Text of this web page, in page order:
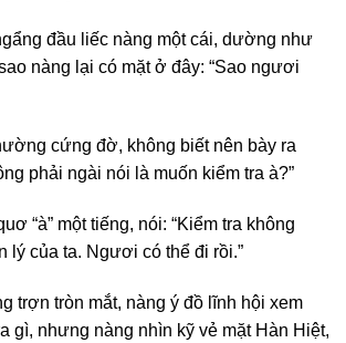
đầu liếc nàng một cái, dường như
nàng lại có mặt ở đây: “Sao ngươi
cứng đờ, không biết nên bày ra
phải ngài nói là muốn kiểm tra à?”
“à” một tiếng, nói: “Kiểm tra không
lý của ta. Ngươi có thể đi rồi.”
trợn tròn mắt, nàng ý đồ lĩnh hội xem
gì, nhưng nàng nhìn kỹ vẻ mặt Hàn Hiệt,